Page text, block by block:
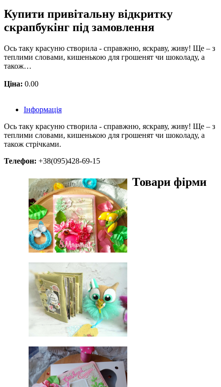
Купити привітальну відкритку
скрапбукінг під замовлення
Ось таку красуню створила - справжню, яскраву, живу! Ще – з
теплими словами, кишенькою для грошенят чи шоколаду, а
також…
Ціна: 0.00
Інформація
Ось таку красуню створила - справжню, яскраву, живу! Ще – з
теплими словами, кишенькою для грошенят чи шоколаду, а
також стрічками.
Телефон: +38(095)428-69-15
Товари фірми